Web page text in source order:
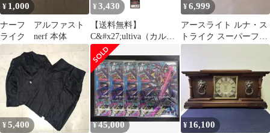
¥ 1,000
ナーフ アルファスト
ライク nerf 本体
¥ 3,430
【送料無料】
C&#x27;ultiva（カルテ
ィバ） オーナー 撃投ジ
グストライク GJS-65
65g OWNER Cultiva コ
ード:51148
¥6,999
アースライト ルナ・ス
トライク スーパーファ
ミコン ソフト
¥5,400 ¥45,000 ¥ 16,100